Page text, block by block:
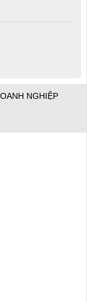
NGHIỆP